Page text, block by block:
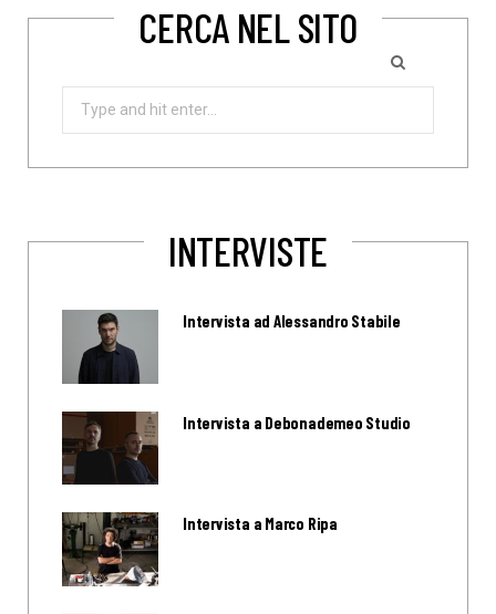
CERCA NEL SITO
Search
INTERVISTE
Intervista ad Alessandro Stabile
Intervista a Debonademeo Studio
Intervista a Marco Ripa